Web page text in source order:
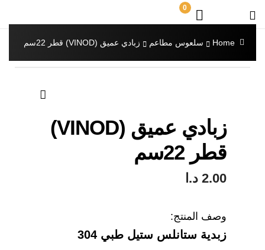
0
Home سلعوس مطاعم زبادي عميق (VINOD) قطر 22سم
زبادي عميق (VINOD)
قطر 22سم
2.00 د.ا
وصف المنتج:
زبدية ستانلس ستيل طبي 304